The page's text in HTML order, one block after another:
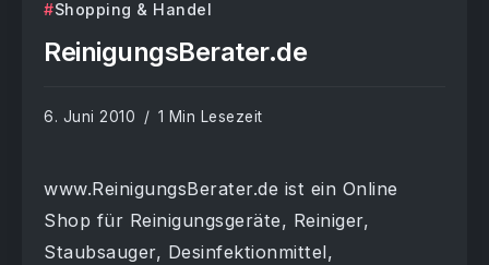
Shopping & Handel
ReinigungsBerater.de
6. Juni 2010 1 Min Lesezeit
www.ReinigungsBerater.de ist ein Online
Shop für Reinigungsgeräte, Reiniger,
Staubsauger, Desinfektionmittel,